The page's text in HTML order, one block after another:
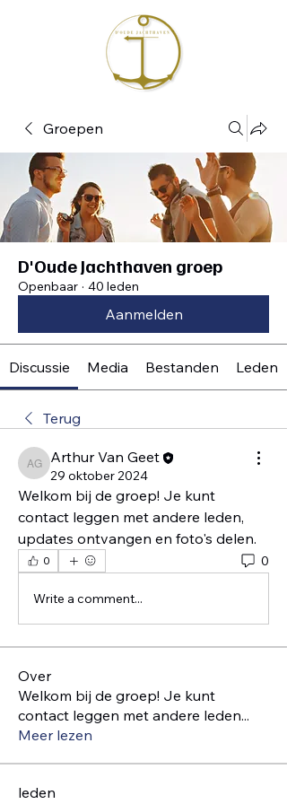
Groepen
D'Oude Jachthaven groep
Openbaar · 40 leden
Aanmelden
Discussie Media Bestanden Leden
Terug
Arthur Van Geet
Arthur Van Geet
29 oktober 2024
Welkom bij de groep! Je kunt
contact leggen met andere leden,
updates ontvangen en foto's delen.
0 0
Write a comment...
Over
Welkom bij de groep! Je kunt
contact leggen met andere leden...
Meer lezen
leden